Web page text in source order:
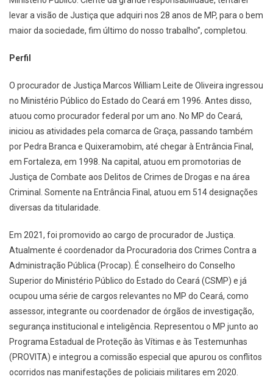
levar a visão de Justiça que adquiri nos 28 anos de MP, para o bem
maior da sociedade, fim último do nosso trabalho”, completou.
Perfil
O procurador de Justiça Marcos William Leite de Oliveira ingressou
no Ministério Público do Estado do Ceará em 1996. Antes disso,
atuou como procurador federal por um ano. No MP do Ceará,
iniciou as atividades pela comarca de Graça, passando também
por Pedra Branca e Quixeramobim, até chegar à Entrância Final,
em Fortaleza, em 1998. Na capital, atuou em promotorias de
Justiça de Combate aos Delitos de Crimes de Drogas e na área
Criminal. Somente na Entrância Final, atuou em 514 designações
diversas da titularidade.
Em 2021, foi promovido ao cargo de procurador de Justiça.
Atualmente é coordenador da Procuradoria dos Crimes Contra a
Administração Pública (Procap). É conselheiro do Conselho
Superior do Ministério Público do Estado do Ceará (CSMP) e já
ocupou uma série de cargos relevantes no MP do Ceará, como
assessor, integrante ou coordenador de órgãos de investigação,
segurança institucional e inteligência. Representou o MP junto ao
Programa Estadual de Proteção às Vítimas e às Testemunhas
(PROVITA) e integrou a comissão especial que apurou os conflitos
ocorridos nas manifestações de policiais militares em 2020.